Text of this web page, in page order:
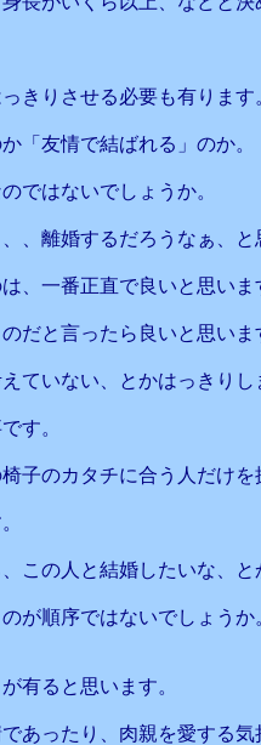
きりさせる必要も有ります
「友情で結ばれる」のか。
ではないでしょうか。
、離婚するだろうなぁ、と
、一番正直で良いと思いま
だと言ったら良いと思いま
ていない、とかはっきりし
す。
子のカタチに合う人だけを
この人と結婚したいな、と
が順序ではないでしょうか
有ると思います。
あったり、肉親を愛する気